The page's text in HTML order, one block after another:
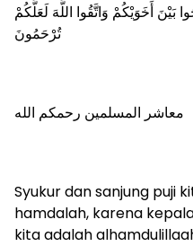
بَيْنَ أَخَوَيْكُمْ وَاتَّقُوا اللَّهَ لَعَلَّكُمْ
تُرْحَمُونَ
معاشر المسلمين رحمكم الله
Syukur dan sanjung puji
hamdalah, karena
kita adalah